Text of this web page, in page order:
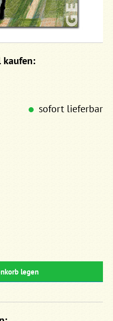
kaufen:
sofort lieferbar
legen